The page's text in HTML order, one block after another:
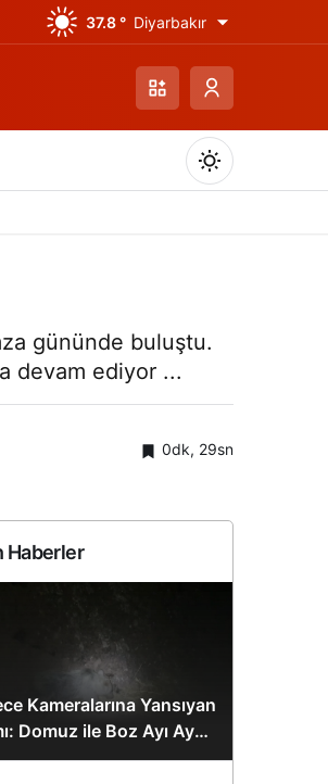
37.8 ° Diyarbakır
Modu
modunu seçin.
gününde buluştu.
devam ediyor ...
0dk, 29sn
Haberler
Kameralarına Yansıyan
Domuz ile Boz Ayı Aynı